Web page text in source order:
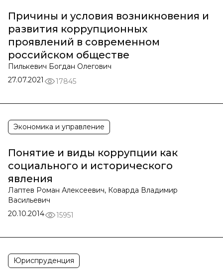
Причины и условия возникновения и
развития коррупционных
проявлений в современном
российском обществе
Пилькевич Богдан Олегович
27.07.2021
17845
Экономика и управление
Понятие и виды коррупции как
социального и исторического
явления
Лаптев Роман Алексеевич, Коварда Владимир
Васильевич
20.10.2014
15951
Юриспруденция